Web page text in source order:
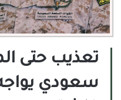
تعذيب حتى
سعودي